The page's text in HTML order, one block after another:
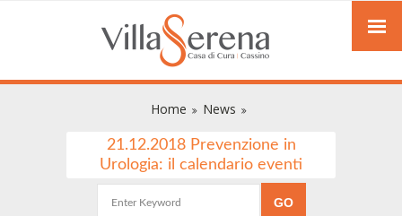
Home News
21.12.2018 Prevenzione in
Urologia: il calendario eventi